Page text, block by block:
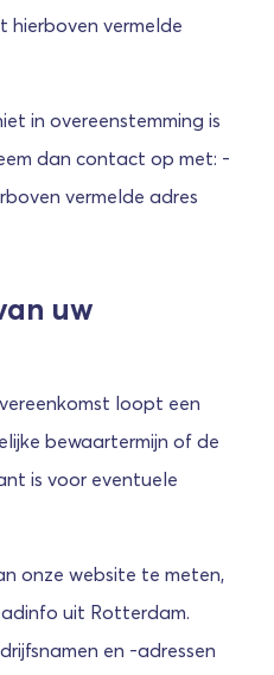
vermelde
in overeenstemming is
dan contact op met: -
vermelde adres
uw
loopt een
bewaartermijn of de
is voor eventuele
onze website te meten,
uit Rotterdam.
en -adressen